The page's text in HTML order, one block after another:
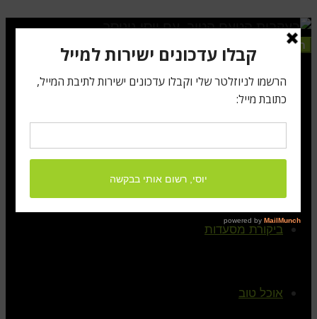
תפריט
ראשי
ביקורת מסעדות
אוכל טוב